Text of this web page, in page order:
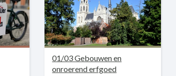
01/03 Gebouwen en
onroerend erfgoed